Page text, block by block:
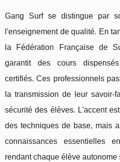
Gang Surf se distingue par
l'enseignement de qualité. En
la Fédération Française de
garantit des cours
certifiés. Ces professionnels
la transmission de leur savoir-
sécurité des élèves. L'accent
des techniques de base, mais
connaissances essentielles
rendant chaque élève autonome